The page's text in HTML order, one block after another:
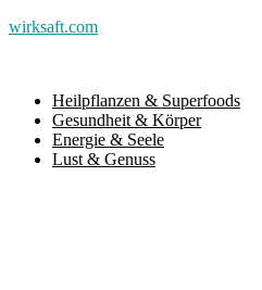
wirksaft.com
Heilpflanzen & Superfoods
Gesundheit & Körper
Energie & Seele
Lust & Genuss